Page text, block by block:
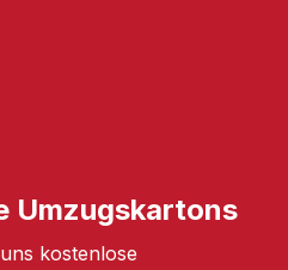
Umzugskartons
kostenlose